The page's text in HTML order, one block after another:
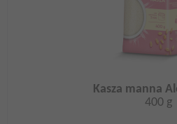
Kasza manna
400 g